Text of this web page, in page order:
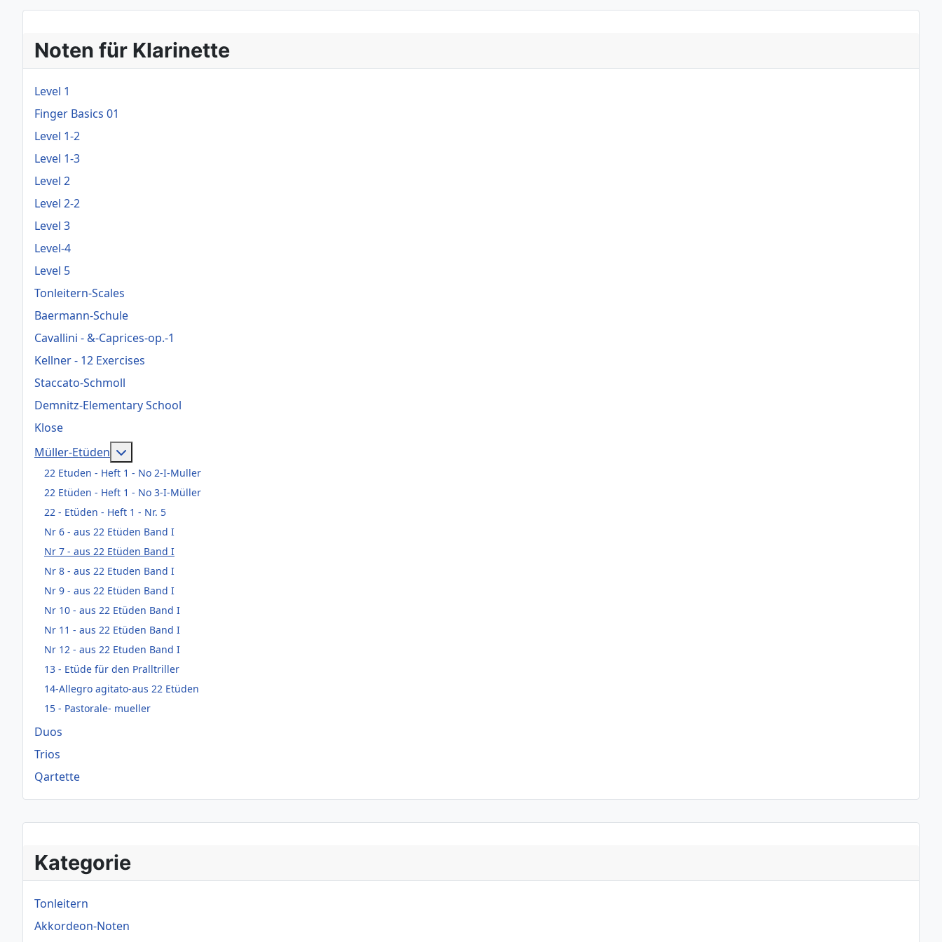
Kategorie
Tonleitern
Akkordeon-Noten
Noten für Klarinette
Level 1
Finger Basics 01
Level 1-2
Level 1-3
Level 2
Level 2-2
Level 3
Level-4
Level 5
Tonleitern-Scales
Baermann-Schule
Cavallini - &-Caprices-op.-1
Kellner - 12 Exercises
Staccato-Schmoll
Demnitz-Elementary School
Klose
Müller-Etüden
22 Etuden - Heft 1 - No 2-I-Muller
22 Etüden - Heft 1 - No 3-I-Müller
22 - Etüden - Heft 1 - Nr. 5
Nr 6 - aus 22 Etüden Band I
Nr 7 - aus 22 Etüden Band I
Nr 8 - aus 22 Etuden Band I
Nr 9 - aus 22 Etüden Band I
Nr 10 - aus 22 Etüden Band I
Nr 11 - aus 22 Etüden Band I
Nr 12 - aus 22 Etuden Band I
13 - Etüde für den Pralltriller
14-Allegro agitato-aus 22 Etüden
15 - Pastorale- mueller
Duos
Trios
Qartette